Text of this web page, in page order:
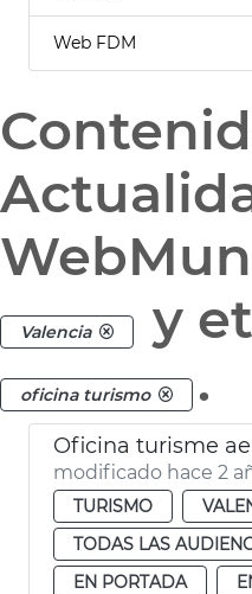
Web FDM
Valencia y
oficina turismo .
Oficina turisme
modificado hace 2
TURISMO
TODAS LAS
EN PORTADA